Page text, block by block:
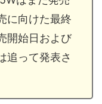
に向けた最終
開始日および
追って発表さ